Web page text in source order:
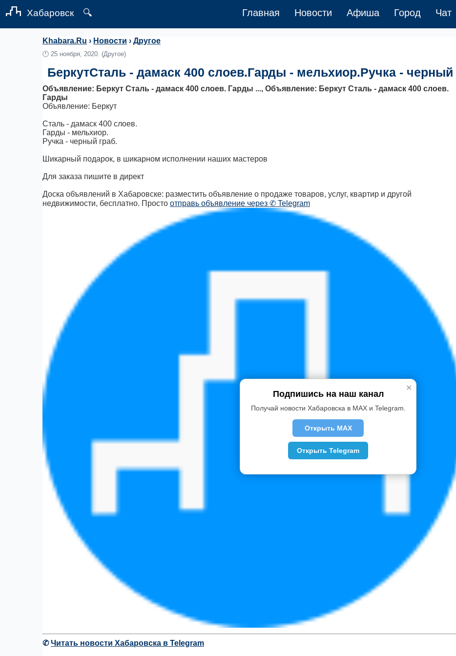
Хабаровск 🔍 Главная Новости Афиша Город Чат
Khabara.Ru › Новости › Другое
🕛 25 ноября, 2020. (Другое)
БеркутСталь - дамаск 400 слоев.Гарды - мельхиор.Ручка - черный
Объявление: Беркут Сталь - дамаск 400 слоев. Гарды ..., Объявление: Беркут Сталь - дамаск 400 слоев.
Гарды
Объявление: Беркут
Сталь - дамаск 400 слоев.
Гарды - мельхиор.
Ручка - черный граб.
Шикарный подарок, в шикарном исполнении наших мастеров
Для заказа пишите в директ
Доска объявлений в Хабаровске: разместить объявление о продаже товаров, услуг, квартир и другой
недвижимости, бесплатно. Просто отправь объявление через ✆ Telegram
✆Читать новости Хабаровска в Telegram
✕
Подпишись на наш канал
Получай новости Хабаровска в MAX и Telegram.
Открыть MAX
Открыть Telegram